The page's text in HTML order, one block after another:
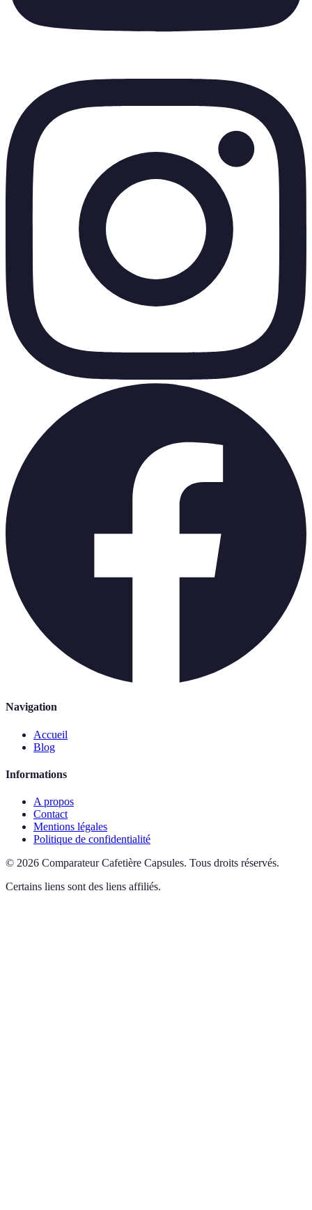
Navigation
Accueil
Blog
Informations
A propos
Contact
Mentions légales
Politique de confidentialité
© 2026 Comparateur Cafetière Capsules. Tous droits réservés.
Certains liens sont des liens affiliés.